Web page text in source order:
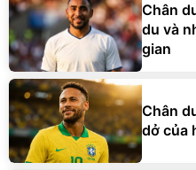
Chân
du và
gian
Chân
dở của